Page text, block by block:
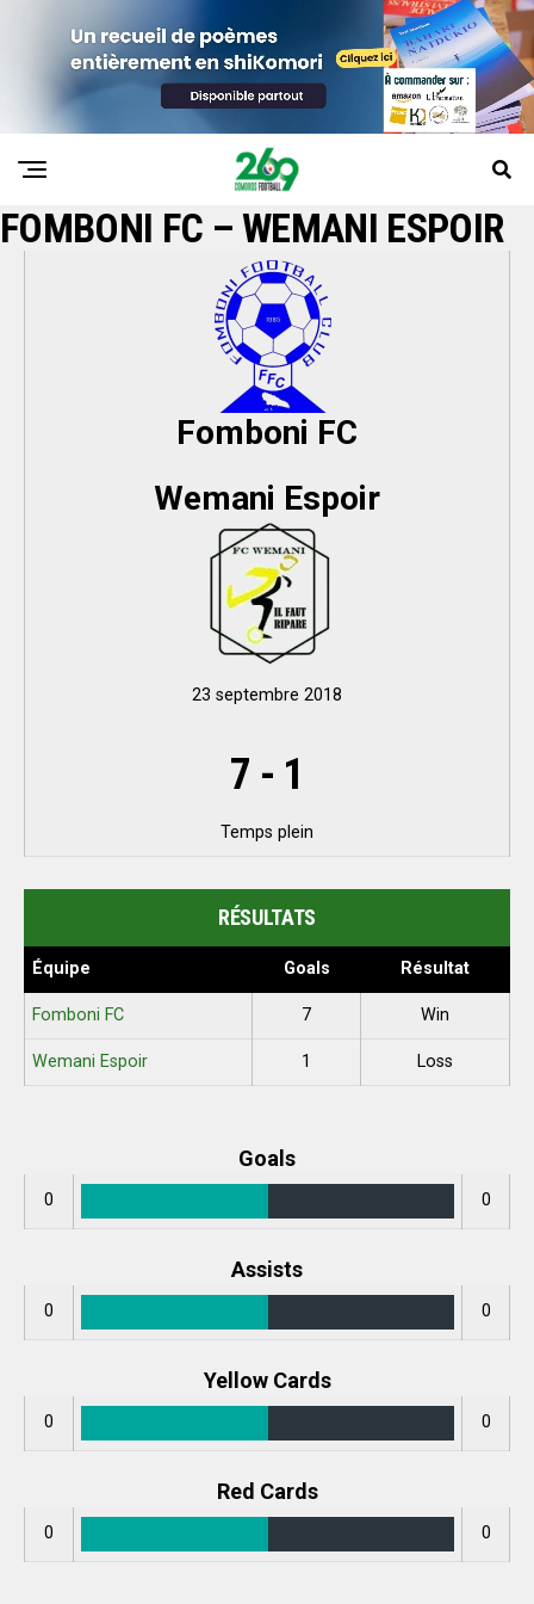
FOMBONI FC – WEMANI ESPOIR
Fomboni FC
Wemani Espoir
23 septembre 2018
7 - 1
Temps plein
RÉSULTATS
Équipe Goals Résultat
Fomboni FC 7 Win
Wemani Espoir 1 Loss
Goals
0 0
Assists
0 0
Yellow Cards
0 0
Red Cards
0 0